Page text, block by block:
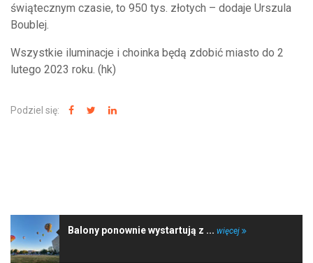
świątecznym czasie, to 950 tys. złotych – dodaje Urszula
Boublej.
Wszystkie iluminacje i choinka będą zdobić miasto do 2
lutego 2023 roku. (hk)
Podziel się:
Balony ponownie wystartują z ... więcej